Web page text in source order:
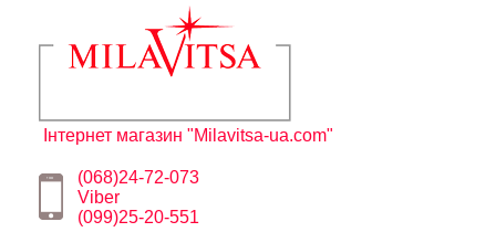
Інтернет магазин "Milavitsa-ua.com"
(068)24-72-073
Viber
(099)25-20-551